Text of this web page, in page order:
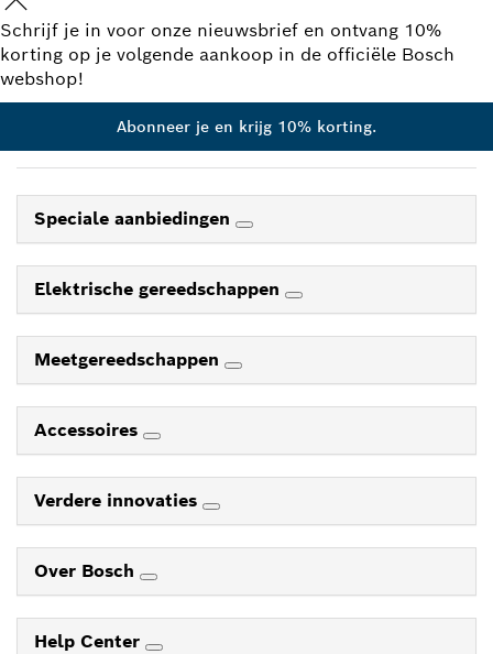
Schrijf je in voor onze nieuwsbrief en ontvang 10%
korting op je volgende aankoop in de officiële Bosch
webshop!
Abonneer je en krijg 10% korting.
Speciale aanbiedingen
Elektrische gereedschappen
Meetgereedschappen
Accessoires
Verdere innovaties
Over Bosch
Help Center